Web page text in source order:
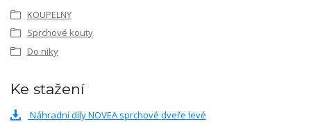
KOUPELNY
Sprchové kouty
Do niky
Ke stažení
Náhradní díly NOVEA sprchové dveře levé